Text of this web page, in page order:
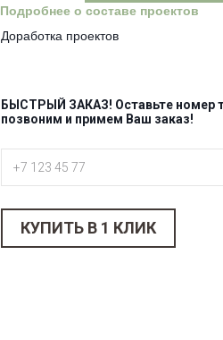
Подробнее о составе проектов
Доработка проектов
БЫСТРЫЙ ЗАКАЗ! Оставьте номер
позвоним и примем Ваш заказ! ­
КУПИТЬ В 1 КЛИК